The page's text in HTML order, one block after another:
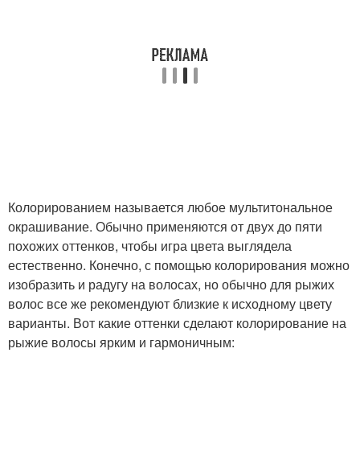
Колорированием называется любое мультитональное
окрашивание. Обычно применяются от двух до пяти
похожих оттенков, чтобы игра цвета выглядела
естественно. Конечно, с помощью колорирования можно
изобразить и радугу на волосах, но обычно для рыжих
волос все же рекомендуют близкие к исходному цвету
варианты. Вот какие оттенки сделают колорирование на
рыжие волосы ярким и гармоничным: